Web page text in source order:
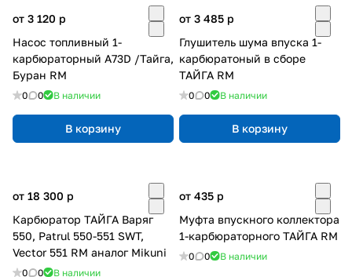
от 3 120 p
Насос топливный 1-
карбюраторный A73D /Тайга,
Буран RM
0 0 В наличии
В корзину
от 3 485 p
Глушитель шума впуска 1-
карбюратоный в сборе
ТАЙГА RM
0 0 В наличии
В корзину
от 18 300 p
Карбюратор ТАЙГА Варяг
550, Patrul 550-551 SWT,
Vector 551 RM аналог Mikuni
0 0 В наличии
от 435 p
Муфта впускного коллектора
1-карбюраторного ТАЙГА RM
0 0 В наличии